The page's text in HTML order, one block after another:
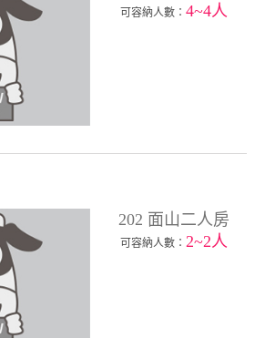
可容納人數：4~4人
202 面山二人房
可容納人數：2~2人